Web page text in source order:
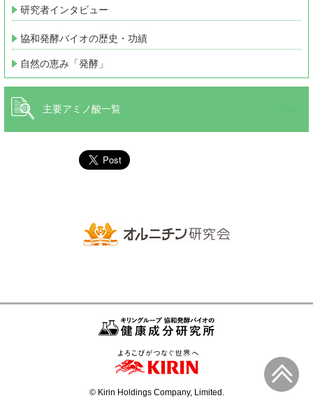
研究者インタビュー
協和発酵バイオの歴史・功績
自然の恵み「発酵」
主要アミノ酸一覧
© Kirin Holdings Company, Limited.